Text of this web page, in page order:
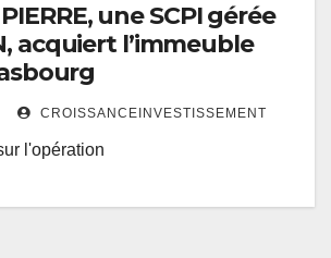
une SCPI gérée
acquiert l’immeuble
CROISSANCEINVESTISSEMENT
l'opération